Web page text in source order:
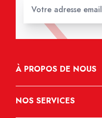
À PROPOS DE NOUS
NOS SERVICES